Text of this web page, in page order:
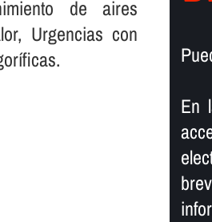
de aires
Urgencias con
En